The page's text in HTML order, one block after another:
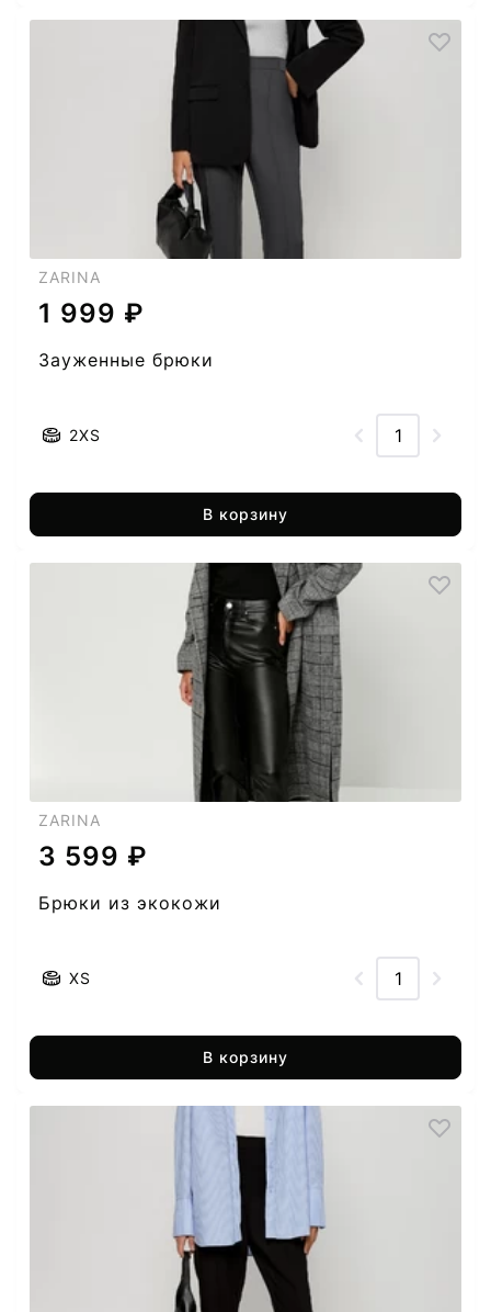
ZARINA
1 999 ₽
Зауженные брюки
2XS
В корзину
ZARINA
3 599 ₽
Брюки из экокожи
XS
В корзину